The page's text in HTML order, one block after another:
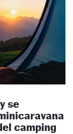
se
camping